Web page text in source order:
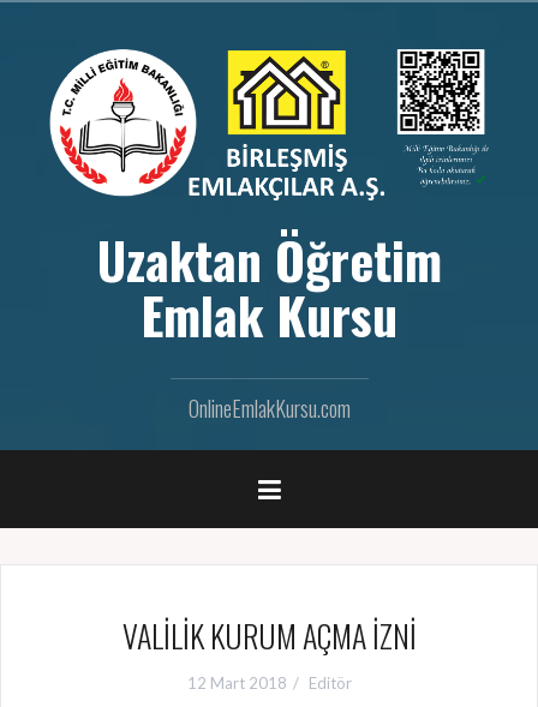
Uzaktan Öğretim
Emlak Kursu
OnlineEmlakKursu.com
VALİLİK KURUM AÇMA İZNİ
12 Mart 2018 Editör